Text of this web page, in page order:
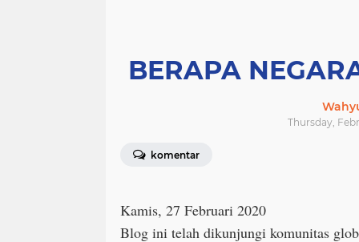
BERAPA
Thursday,
komentar
Kamis, 27 Februari 2020
Blog ini telah dikunjungi komunitas